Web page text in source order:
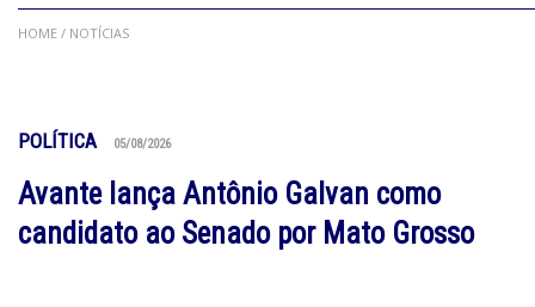
HOME / NOTÍCIAS
POLÍTICA 05/08/2026
Avante lança Antônio Galvan como
candidato ao Senado por Mato Grosso